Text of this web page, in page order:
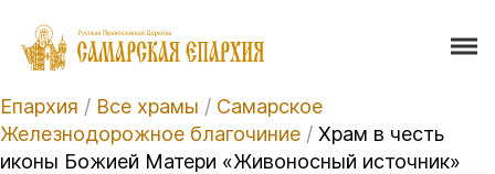
Епархия / Все храмы / Самарское
Железнодорожное благочиние / Храм в честь
иконы Божией Матери «Живоносный источник»